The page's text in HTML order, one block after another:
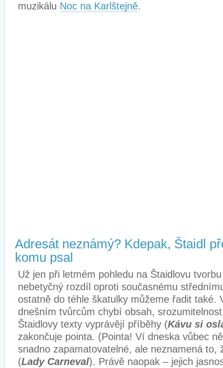
muzikálu Noc na Karlštejně.
Adresát neznámý? Kdepak, Štaidl
komu psal
Už jen při letmém pohledu na Štaidlovu
nebetyčný rozdíl oproti současnému
ostatně do téhle škatulky můžeme řadit také.
dnešním tvůrcům chybí obsah,
Štaidlovy texty vyprávějí příběhy (Kávu si
zakončuje pointa. (Pointa! Ví dneska vůbec
snadno zapamatovatelné, ale neznamená to,
(Lady Carneval). Právě naopak – jejich